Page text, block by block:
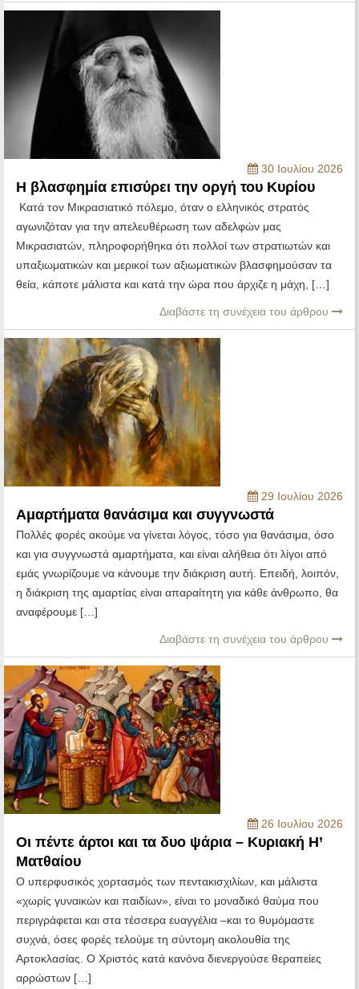
30 Ιουλίου 2026
Η βλασφημία επισύρει την οργή του Κυρίου
Κατά τον Μικρασιατικό πόλεμο, όταν ο ελληνικός στρατός
αγωνιζόταν για την απελευθέρωση των αδελφών μας
Μικρασιατών, πληροφορήθηκα ότι πολλοί των στρατιωτών και
υπαξιωματικών και μερικοί των αξιωματικών βλασφημούσαν τα
θεία, κάποτε μάλιστα και κατά την ώρα που άρχιζε η μάχη, […]
Διαβάστε τη συνέχεια του άρθρου
29 Ιουλίου 2026
Αμαρτήματα θανάσιμα και συγγνωστά
Πολλές φορές ακούμε να γίνεται λόγος, τόσο για θανάσιμα, όσο
και για συγγνωστά αμαρτήματα, και είναι αλήθεια ότι λίγοι από
εμάς γνωρίζουμε να κάνουμε την διάκριση αυτή. Επειδή, λοιπόν,
η διάκριση της αμαρτίας είναι απαραίτητη για κάθε άνθρωπο, θα
αναφέρουμε […]
Διαβάστε τη συνέχεια του άρθρου
26 Ιουλίου 2026
Οι πέντε άρτοι και τα δυο ψάρια – Κυριακή Η’
Ματθαίου
Ο υπερφυσικός χορτασμός των πεντακισχιλίων, και μάλιστα
«χωρίς γυναικών και παιδίων», είναι το μοναδικό θαύμα που
περιγράφεται και στα τέσσερα ευαγγέλια –και το θυμόμαστε
συχνά, όσες φορές τελούμε τη σύντομη ακολουθία της
Αρτοκλασίας. Ο Χριστός κατά κανόνα διενεργούσε θεραπείες
αρρώστων […]